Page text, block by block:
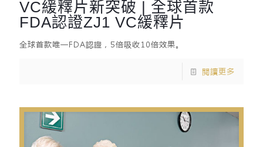
VC緩釋片新突破 | 全球首款
FDA認證ZJ1 VC緩釋片
全球首款唯一FDA認證，5倍吸收10倍效果。
閱讀更多